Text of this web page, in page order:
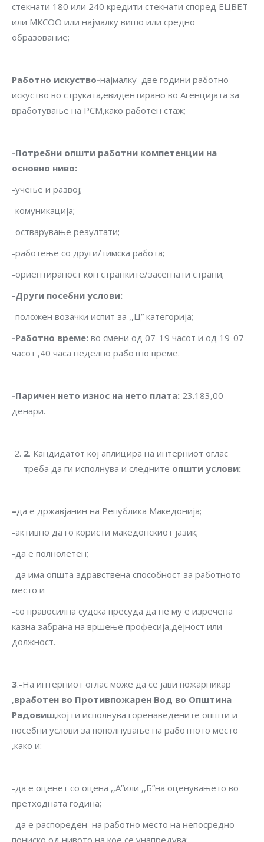
стекнати 180 или 240 кредити стекнати според ЕЦВЕТ
или МКСОО или најмалку вишо или средно
образование;
Работно искуство-најмалку две години работно
искуство во струката,евидентирано во Агенцијата за
вработување на РСМ,како работен стаж;
-Потребни општи работни компетенции на
основно ниво:
-учење и развој;
-комуникација;
-остварување резултати;
-работење со други/тимска работа;
-ориентираност кон странките/засегнати страни;
-Други посебни услови:
-положен возачки испит за ,,Ц” категорија;
-Работно време: во смени од 07-19 часот и од 19-07
часот ,40 часа неделно работно време.
-Паричен нето износ на нето плата: 23.183,00
денари.
2. Кандидатот кој аплицира на интерниот оглас
треба да ги исполнува и следните општи услови:
–да е државјанин на Република Македонија;
-активно да го користи македонскиот јазик;
-да е полнолетен;
-да има општа здравствена способност за работното
место и
-со правосилна судска пресуда да не му е изречена
казна забрана на вршење професија,дејност или
должност.
3.-На интерниот оглас може да се јави пожарникар
,вработен во Противпожарен Вод во Општина
Радовиш,кој ги исполнува горенаведените општи и
посебни услови за пополнување на работното место
,како и:
-да е оценет со оцена ,,A”или ,,Б”на оценувањето во
претходната година;
-да е распореден на работно место на непосредно